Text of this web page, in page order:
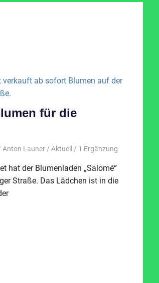
für die
Anton Launer Aktuell / 1 Ergänzung
hat der Blumenladen „Salomé“
Straße. Das Lädchen ist in die